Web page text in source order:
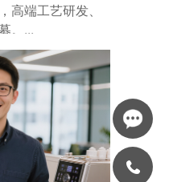
端工艺研发、
。...